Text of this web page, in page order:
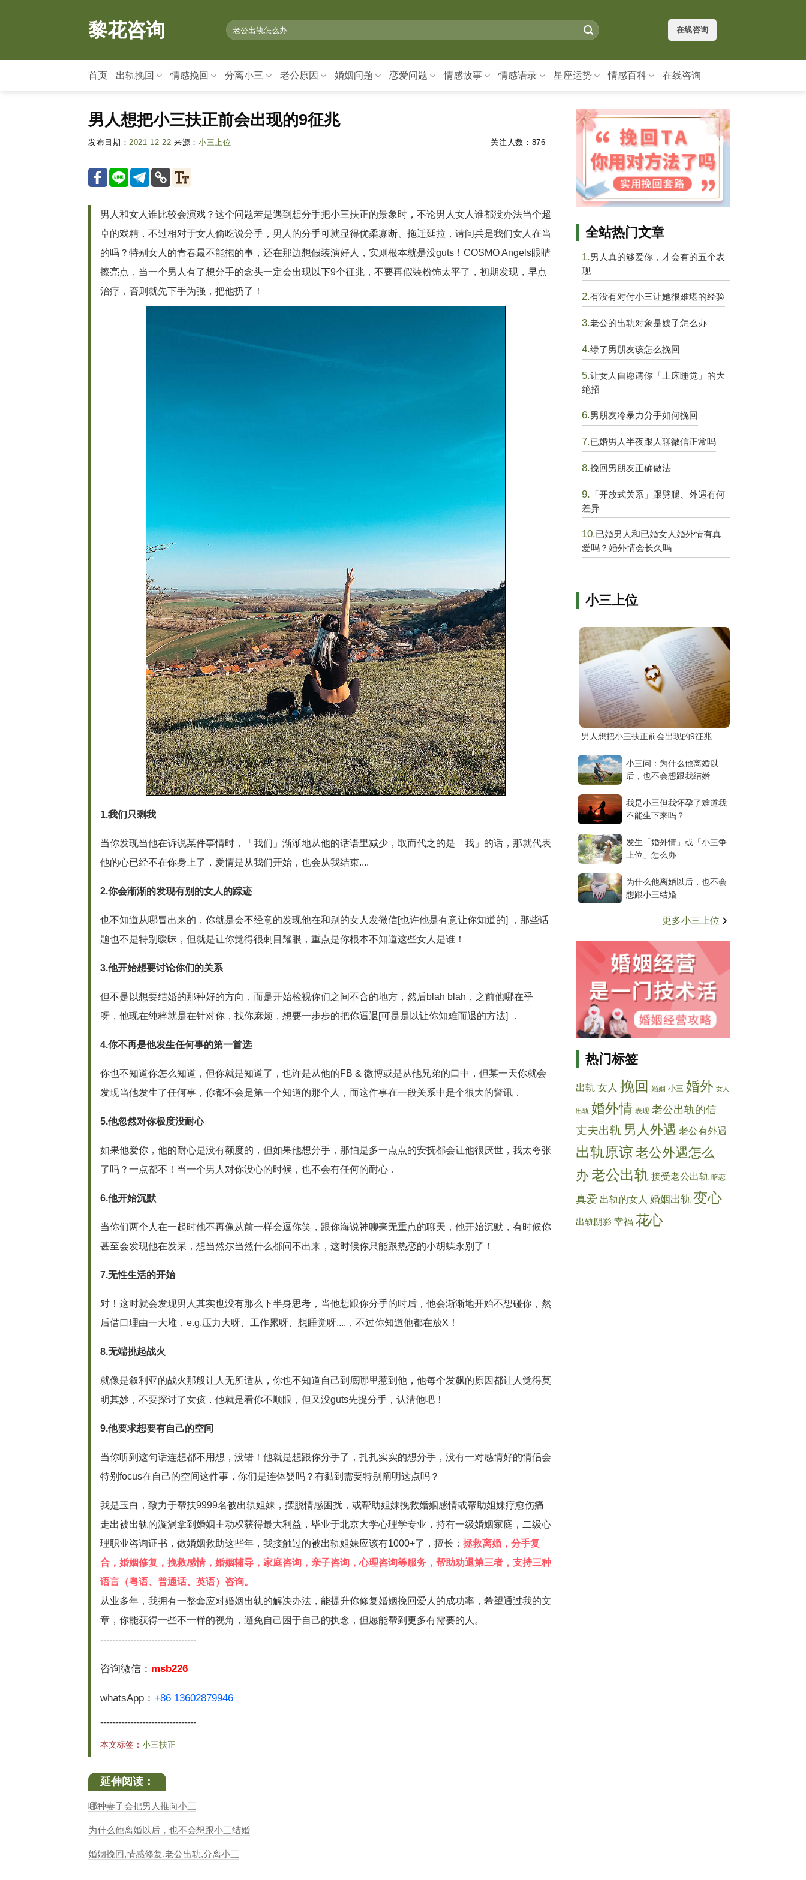
黎花咨询 在线咨询
首页 出轨挽回 情感挽回 分离小三 老公原因 婚姻问题 恋爱问题 情感故事 情感语录 星座运势 情感百科 在线咨询
男人想把小三扶正前会出现的9征兆
发布日期： 2021-12-22 来源：小三上位 关注人数： 876
男人和女人谁比较会演戏？这个问题若是遇到想分手把小三扶正的景象时，不论男人女人谁都没办法当个超
卓的戏精，不过相对于女人偷吃说分手，男人的分手可就显得优柔寡断、拖迁延拉，请问兵是我们女人在当
的吗？特别女人的青春最不能拖的事，还在那边想假装演好人，实则根本就是没guts！COSMO Angels眼睛
擦亮点，当一个男人有了想分手的念头一定会出现以下9个征兆，不要再假装粉饰太平了，初期发现，早点
治疗，否则就先下手为强，把他扔了！
1.我们只剩我
当你发现当他在诉说某件事情时，「我们」渐渐地从他的话语里减少，取而代之的是「我」的话，那就代表
他的心已经不在你身上了，爱情是从我们开始，也会从我结束....
2.你会渐渐的发现有别的女人的踪迹
也不知道从哪冒出来的，你就是会不经意的发现他在和别的女人发微信[也许他是有意让你知道的] ，那些话
题也不是特别暧昧，但就是让你觉得很刺目耀眼，重点是你根本不知道这些女人是谁！
3.他开始想要讨论你们的关系
但不是以想要结婚的那种好的方向，而是开始检视你们之间不合的地方，然后blah blah，之前他哪在乎
呀，他现在纯粹就是在针对你，找你麻烦，想要一步步的把你逼退[可是是以让你知难而退的方法] ．
4.你不再是他发生任何事的第一首选
你也不知道你怎么知道，但你就是知道了，也许是从他的FB & 微博或是从他兄弟的口中，但某一天你就会
发现当他发生了任何事，你都不会是第一个知道的那个人，而这件事在一段关系中是个很大的警讯．
5.他忽然对你极度没耐心
如果他爱你，他的耐心是没有额度的，但如果他想分手，那怕是多一点点的安抚都会让他很厌世，我太夸张
了吗？一点都不！当一个男人对你没心的时候，也不会有任何的耐心．
6.他开始沉默
当你们两个人在一起时他不再像从前一样会逗你笑，跟你海说神聊毫无重点的聊天，他开始沉默，有时候你
甚至会发现他在发呆，想当然尔当然什么都问不出来，这时候你只能跟热恋的小胡蝶永别了！
7.无性生活的开始
对！这时就会发现男人其实也没有那么下半身思考，当他想跟你分手的时后，他会渐渐地开始不想碰你，然
后借口理由一大堆，e.g.压力大呀、工作累呀、想睡觉呀....，不过你知道他都在放X！
8.无端挑起战火
就像是叙利亚的战火那般让人无所适从，你也不知道自己到底哪里惹到他，他每个发飙的原因都让人觉得莫
明其妙，不要探讨了女孩，他就是看你不顺眼，但又没guts先提分手，认清他吧！
9.他要求想要有自己的空间
当你听到这句话连想都不用想，没错！他就是想跟你分手了，扎扎实实的想分手，没有一对感情好的情侣会
特别focus在自己的空间这件事，你们是连体婴吗？有黏到需要特别阐明这点吗？
我是玉白，致力于帮扶9999名被出轨姐妹，摆脱情感困扰，或帮助姐妹挽救婚姻感情或帮助姐妹疗愈伤痛
走出被出轨的漩涡拿到婚姻主动权获得最大利益，毕业于北京大学心理学专业，持有一级婚姻家庭，二级心
理职业咨询证书，做婚姻救助这些年，我接触过的被出轨姐妹应该有1000+了，擅长： 拯救离婚，分手复
合，婚姻修复，挽救感情，婚姻辅导，家庭咨询，亲子咨询，心理咨询等服务，帮助劝退第三者，支持三种
语言（粤语、普通话、英语）咨询。
从业多年，我拥有一整套应对婚姻出轨的解决办法，能提升你修复婚姻挽回爱人的成功率，希望通过我的文
章，你能获得一些不一样的视角，避免自己困于自己的执念，但愿能帮到更多有需要的人。
--------------------------------
咨询微信： msb226
whatsApp： +86 13602879946
--------------------------------
本文标签： 小三扶正
延伸阅读：
哪种妻子会把男人推向小三
为什么他离婚以后，也不会想跟小三结婚
婚姻挽回,情感修复,老公出轨,分离小三
全站热门文章
1.男人真的够爱你，才会有的五个表
现
2.有没有对付小三让她很难堪的经验
3.老公的出轨对象是嫂子怎么办
4.绿了男朋友该怎么挽回
5.让女人自愿请你「上床睡觉」的大
绝招
6.男朋友冷暴力分手如何挽回
7.已婚男人半夜跟人聊微信正常吗
8.挽回男朋友正确做法
9. 「开放式关系」跟劈腿、外遇有何
差异
10.已婚男人和已婚女人婚外情有真
爱吗？婚外情会长久吗
小三上位
男人想把小三扶正前会出现的9征兆
小三问：为什么他离婚以
后，也不会想跟我结婚
我是小三但我怀孕了难道我
不能生下来吗？
发生「婚外情」或「小三争
上位」怎么办
为什么他离婚以后，也不会
想跟小三结婚
更多小三上位
热门标签
出轨 女人 挽回 婚姻 小三 婚外 女人
出轨 婚外情 表现 老公出轨的信
丈夫出轨 男人外遇 老公有外遇
出轨原谅 老公外遇怎么
办老公出轨 接受老公出轨 暗恋
真爱 出轨的女人 婚姻出轨 变心
出轨阴影 幸福 花心